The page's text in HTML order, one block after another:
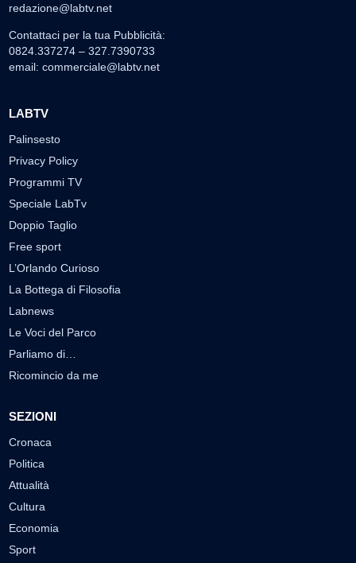
redazione@labtv.net
Contattaci per la tua Pubblicità:
0824.337274 – 327.7390733
email: commerciale@labtv.net
LABTV
Palinsesto
Privacy Policy
Programmi TV
Speciale LabTv
Doppio Taglio
Free sport
L’Orlando Curioso
La Bottega di Filosofia
Labnews
Le Voci del Parco
Parliamo di…
Ricomincio da me
SEZIONI
Cronaca
Politica
Attualità
Cultura
Economia
Sport